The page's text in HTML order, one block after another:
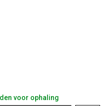
voor ophaling